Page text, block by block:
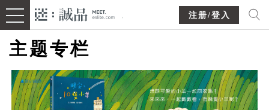
注册/登入
主题专栏